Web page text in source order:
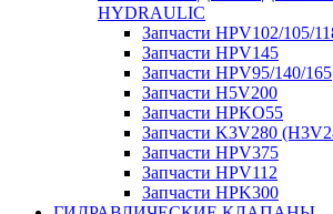
HYDRAULIC
Запчасти HPV102/105/
Запчасти HPV145
Запчасти HPV95/140/165
Запчасти H5V200
Запчасти HPKO55
Запчасти K3V280
Запчасти HPV375
Запчасти HPV112
Запчасти HPK300